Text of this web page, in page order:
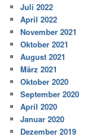
Juli 2022
April 2022
November 2021
Oktober 2021
August 2021
März 2021
Oktober 2020
September 2020
April 2020
Januar 2020
Dezember 2019